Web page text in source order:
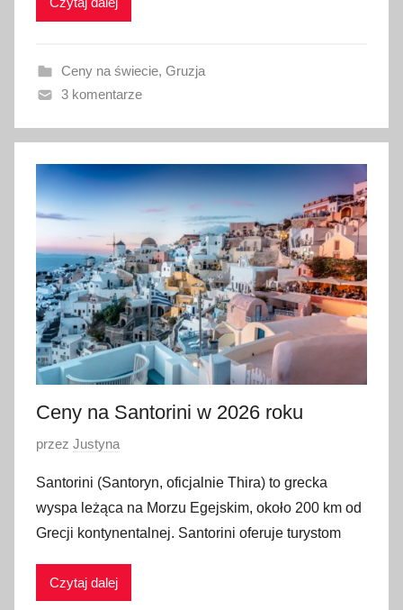
n
7
m
r
c
a
2
2
3
Ceny na świecie, Gruzja
3 komentarze
Ceny na Santorini w 2026 roku
O
u
b
l
i
przez Justyna
Santorini (Santoryn, oficjalnie Thira) to grecka
wyspa leżąca na Morzu Egejskim, około 200 km od
Grecji kontynentalnej. Santorini oferuje turystom
Czytaj dalej